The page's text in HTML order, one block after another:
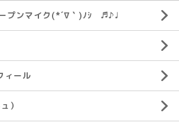
プンマイク(*´∇｀)ﾉｼ ♬♪♩
ィール
）